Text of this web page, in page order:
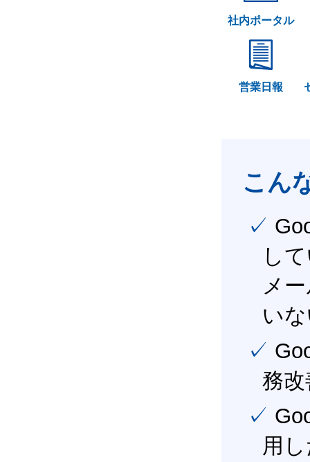
社内ポータル
営業日報
こん
✓ Google Workspace（旧G Suite） を社内で導入
し
メ
い
✓ Google Workspace（旧G Suite） を活用し、業
務
✓ Google Workspace（旧G Suite） を最大限に活
用